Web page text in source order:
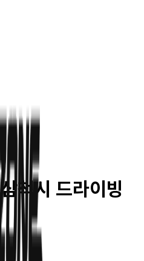
척시 드라이빙